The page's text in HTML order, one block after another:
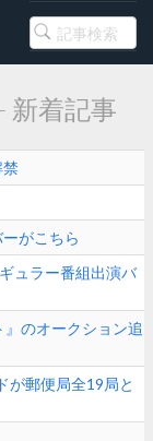
新着記事
がこちら
ュラー番組出演バ
』のオークション追
が郵便局全19局と